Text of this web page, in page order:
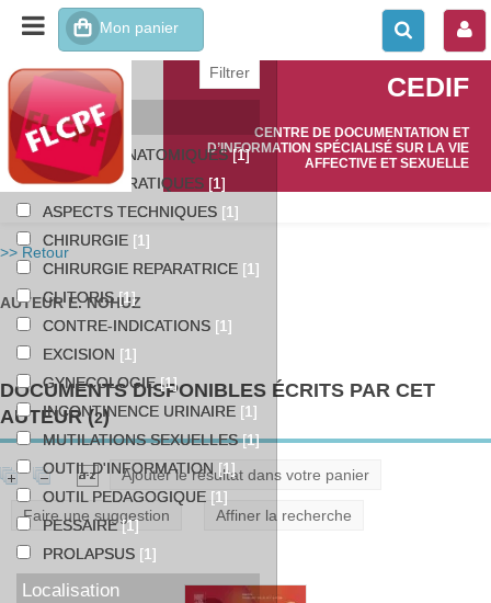
CEDIF
CENTRE DE DOCUMENTATION ET
D’INFORMATION SPÉCIALISÉ SUR LA VIE
AFFECTIVE ET SEXUELLE
>> Retour
AUTEUR E. NOHUZ
DOCUMENTS DISPONIBLES ÉCRITS PAR CET
AUTEUR (2)
Ajouter le résultat dans votre panier
Faire une suggestion Affiner la recherche
affiner ou comparer
Catégories
ASPECTS ANATOMIQUES[1]
ASPECTS PRATIQUES [1]
ASPECTS TECHNIQUES [1]
CHIRURGIE [1]
CHIRURGIE REPARATRICE [1]
CLITORIS[1]
CONTRE-INDICATIONS [1]
EXCISION [1]
GYNECOLOGIE[1]
INCONTINENCE URINAIRE [1]
MUTILATIONS SEXUELLES[1]
OUTIL D'INFORMATION[1]
OUTIL PEDAGOGIQUE [1]
PESSAIRE[1]
PROLAPSUS [1]
Localisation